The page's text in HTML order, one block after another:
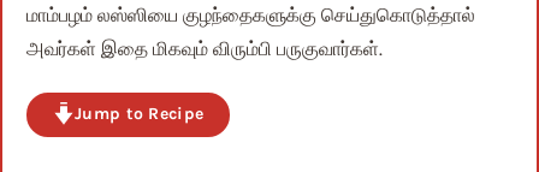
மாம்பழம் லஸ்ஸியை குழந்தைகளுக்கு செய்துகொடுத்தால்
அவர்கள் இதை மிகவும் விரும்பி பருகுவார்கள்.
Jump to Recipe